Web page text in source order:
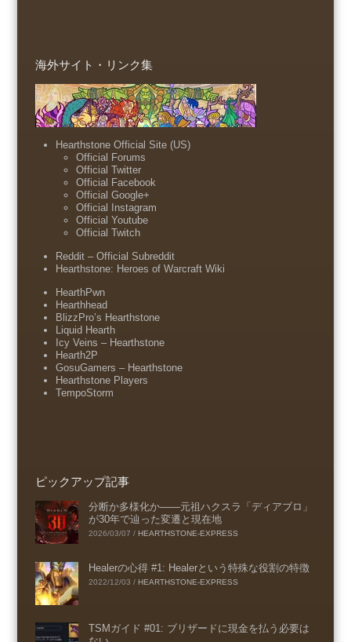
海外サイト・リンク集
Hearthstone Official Site (US)
Official Forums
Official Twitter
Official Facebook
Official Google+
Official Instagram
Official Youtube
Official Twitch
Reddit – Official Subreddit
Hearthstone: Heroes of Warcraft Wiki
HearthPwn
Hearthhead
BlizzPro’s Hearthstone
Liquid Hearth
Icy Veins – Hearthstone
Hearth2P
GosuGamers – Hearthstone
Hearthstone Players
TempoStorm
ピックアップ記事
分断か多様化か――元祖ハクスラ「ディアブロ」
が30年で辿った変遷と現在地
2026/03/07 / HEARTHSTONE-EXPRESS
Healerの心得 #1: Healerという特殊な役割の特徴
2022/12/03 / HEARTHSTONE-EXPRESS
TSMガイド #01: ブリザードに現金を払う必要は